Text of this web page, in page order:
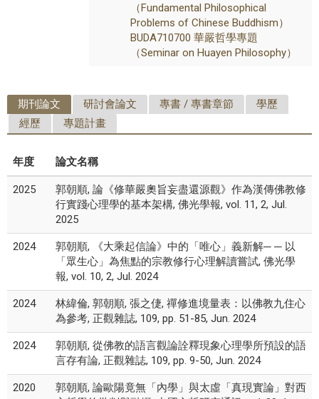
（Fundamental Philosophical
Problems of Chinese Buddhism）
BUDA710700 華嚴哲學專題
（Seminar on Huayen Philosophy）
期刊論文 研討會論文 專書 / 專書章節
學歷
經歷
專題計畫
年度 論文名稱
2025
郭朝順, 論《修華嚴奧旨妄盡還源觀》作為漢傳佛教修
行實踐心理學的基本架構, 佛光學報, vol. 11, 2, Jul.
2025
2024
郭朝順, 《大乘起信論》中的「唯心」義新解─ ─ 以
「眾生心」為焦點的宗教修行心理解讀嘗試, 佛光學
報, vol. 10, 2, Jul. 2024
2024
林緯倫, 郭朝順, 張之倢, 禪修進境量表：以佛教九住心
為參考, 正觀雜誌, 109, pp. 51-85, Jun. 2024
2024
郭朝順, 從佛教的語言觀論詮釋現象心理學所預設的語
言存有論, 正觀雜誌, 109, pp. 9-50, Jun. 2024
2020
郭朝順, 論歐陽竟無「內學」與太虛「真現實論」對西